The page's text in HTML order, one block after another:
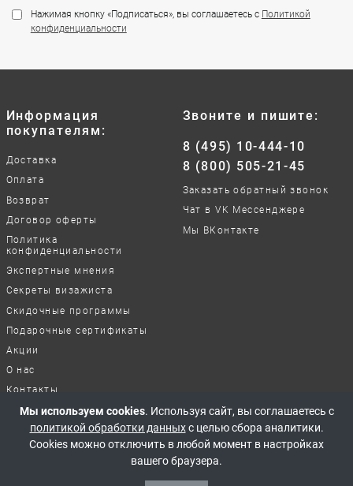
Нажимая кнопку «Подписаться», вы соглашаетесь с Политикой
конфиденциальности
Информация
покупателям:
Доставка
Оплата
Возврат
Договор оферты
Политика
конфиденциальности
Экспертные мнения
Секреты визажиста
Скидочные программы
Подарочные сертификаты
Акции
О нас
Контакты
Отзывы о нашей работе
Звоните и пишите:
8 (495) 10-444-10
8 (800) 505-21-45
Заказать обратный звонок
Чат в VK Мессенджере
Мы ВКонтакте
© 2017-2026 Все права защищены
Мы используем cookies. Используя сайт, вы соглашаетесь с
политикой обработки данныхс целью сбора аналитики.
Cookies можно отключить в любой момент в настройках
вашего браузера.